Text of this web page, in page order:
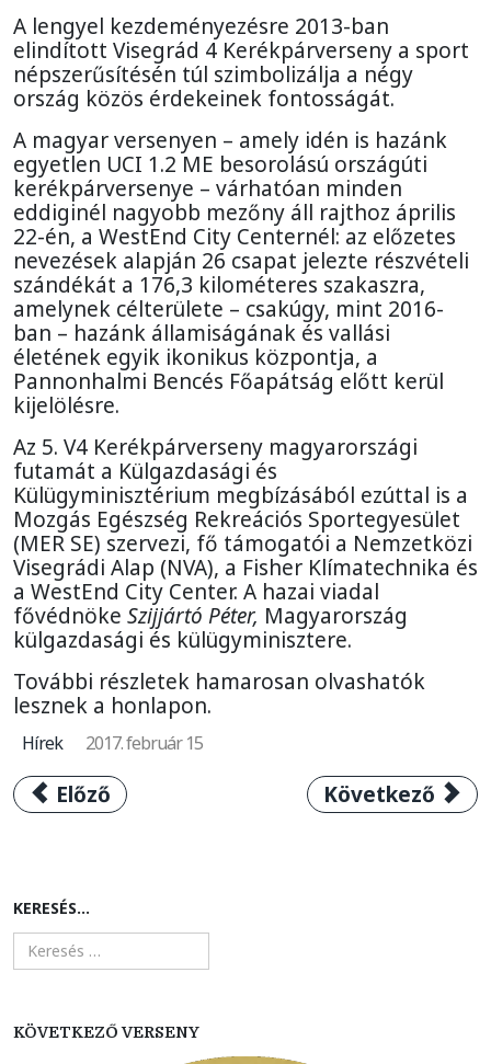
A lengyel kezdeményezésre 2013-ban
elindított Visegrád 4 Kerékpárverseny a sport
népszerűsítésén túl szimbolizálja a négy
ország közös érdekeinek fontosságát.
A magyar versenyen – amely idén is hazánk
egyetlen UCI 1.2 ME besorolású országúti
kerékpárversenye – várhatóan minden
eddiginél nagyobb mezőny áll rajthoz április
22-én, a WestEnd City Centernél: az előzetes
nevezések alapján 26 csapat jelezte részvételi
szándékát a 176,3 kilométeres szakaszra,
amelynek célterülete – csakúgy, mint 2016-
ban – hazánk államiságának és vallási
életének egyik ikonikus központja, a
Pannonhalmi Bencés Főapátság előtt kerül
kijelölésre.
Az 5. V4 Kerékpárverseny magyarországi
futamát a Külgazdasági és
Külügyminisztérium megbízásából ezúttal is a
Mozgás Egészség Rekreációs Sportegyesület
(MER SE) szervezi, fő támogatói a Nemzetközi
Visegrádi Alap (NVA), a Fisher Klímatechnika és
a WestEnd City Center. A hazai viadal
fővédnöke Szijjártó Péter, Magyarország
külgazdasági és külügyminisztere.
További részletek hamarosan olvashatók
lesznek a honlapon.
Hírek 2017. február 15
Előző cikk: Minden eddiginél nagyobb
Előző Következő
Következő
KERESÉS...
KÖVETKEZŐ VERSENY